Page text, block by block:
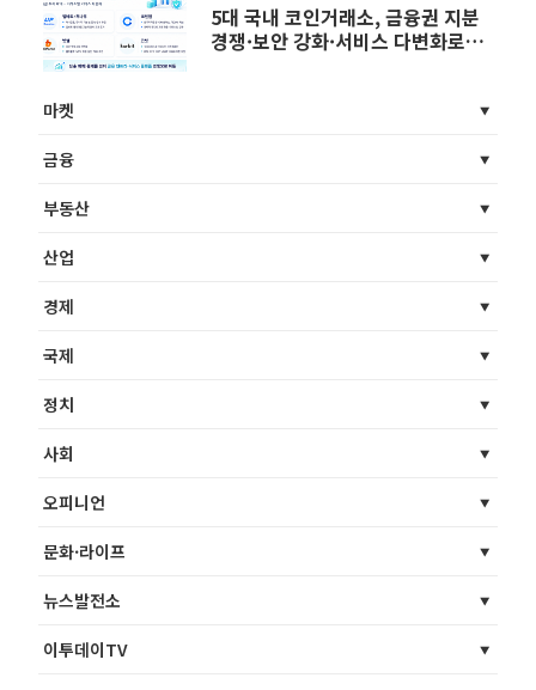
5대 국내 코인거래소, 금융권 지분
경쟁·보안 강화·서비스 다변화로
마켓
금융
부동산
산업
경제
국제
정치
사회
오피니언
문화·라이프
뉴스발전소
이투데이TV